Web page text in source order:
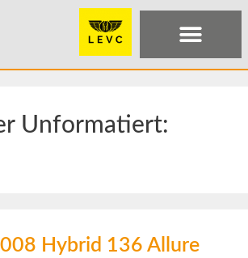
Unformatiert:
Hybrid 136 Allure